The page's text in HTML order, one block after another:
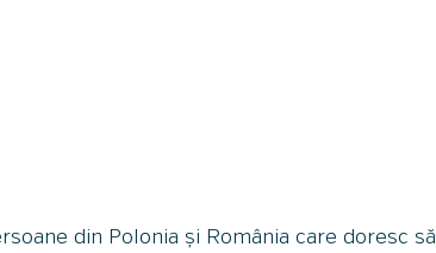
din Polonia și România care doresc să